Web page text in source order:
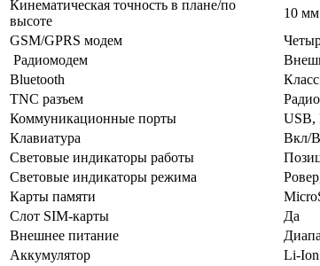
Кинематическая точность в плане/по
высоте
10
GSM/GPRS модем
Радиомодем
Bluetooth
TNC разъем
Коммуникационные порты
USB,
Клавиатура
Вкл/
Световые индикаторы работы
Световые индикаторы режима
Карты памяти
Слот SIM-карты
Да
Внешнее питание
Аккумулятор
Li-